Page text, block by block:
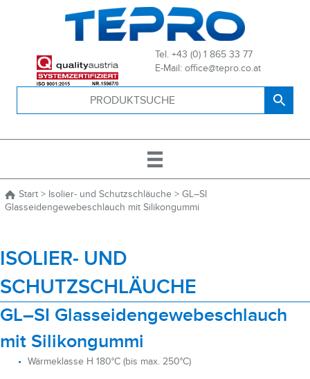
Tel. +43 (0) 1 865 33 77
E-Mail: office@tepro.co.at
Start> Isolier- und Schutzschläuche> GL–SI
Glasseidengewebeschlauch mit Silikongummi
ISOLIER- UND
SCHUTZSCHLÄUCHE
GL–SI Glasseidengewebeschlauch
mit Silikongummi
Wärmeklasse H 180°C (bis max. 250°C)